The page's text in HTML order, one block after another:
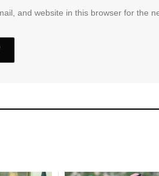
and website in this browser for the